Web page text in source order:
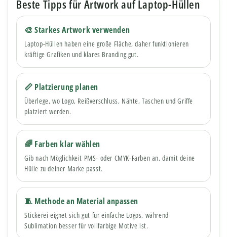
Beste Tipps für Artwork auf Laptop-Hüllen
🎨 Starkes Artwork verwenden
Laptop-Hüllen haben eine große Fläche, daher funktionieren
kräftige Grafiken und klares Branding gut.
📏 Platzierung planen
Überlege, wo Logo, Reißverschluss, Nähte, Taschen und Griffe
platziert werden.
🌈 Farben klar wählen
Gib nach Möglichkeit PMS- oder CMYK-Farben an, damit deine
Hülle zu deiner Marke passt.
🧵 Methode an Material anpassen
Stickerei eignet sich gut für einfache Logos, während
Sublimation besser für vollfarbige Motive ist.